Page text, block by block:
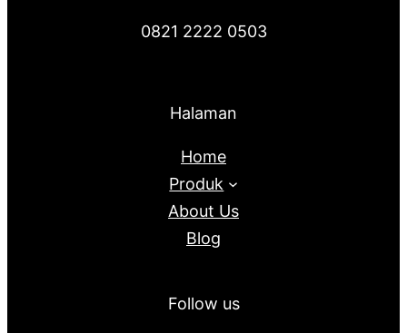
0821 2222 0503
Halaman
Home
Produk
About Us
Blog
Follow us